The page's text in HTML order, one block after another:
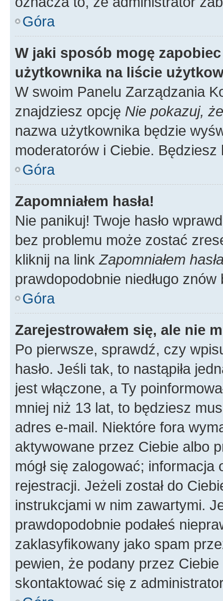
Góra
W jaki sposób mogę
użytkownika na liście
W swoim Panelu Zarządzania
znajdziesz opcję Nie pokazuj,
nazwa użytkownika będzie
moderatorów i Ciebie.
Góra
Zapomniałem hasła!
Nie panikuj! Twoje hasło
bez problemu może zostać
kliknij na linkZapomniałem
prawdopodobnie niedługo
Góra
Zarejestrowałem się, ale nie
Po pierwsze, sprawdź, czy
hasło. Jeśli tak, to nastąpiła
jest włączone, a Ty
mniej niż 13 lat, to będziesz
adres e-mail. Niektóre fora
aktywowane przez Ciebie albo
mógł się zalogować;
rejestracji. Jeżeli został do
instrukcjami w nim zawartymi.
prawdopodobnie podałeś
zaklasyfikowany jako spam
pewien, że podany przez
skontaktować się z